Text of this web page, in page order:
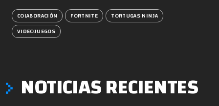
COLABORACIÓN FORTNITE
TORTUGAS NINJA
VIDEOJUEGOS
NOTICIAS RECIENTES